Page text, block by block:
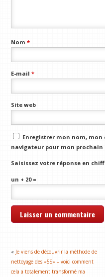
Nom*
E-mail*
Site web
Enregistrer mon nom,
navigateur pour mon prochain
Saisissez votre réponse en
un + 20 =
« Je viens de découvrir la méthode de
nettoyage des «5S» – voici comment
cela a totalement transformé ma